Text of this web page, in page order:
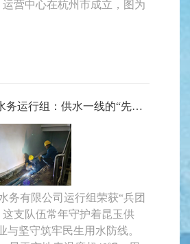
营中心在杭州市成立，图为
昆玉榜样 | 昆源水务运行组：供水一线的“先锋号”
务有限公司运行组荣获“兵团
支队伍常年守护着昆玉供
与坚守筑牢民生用水防线。